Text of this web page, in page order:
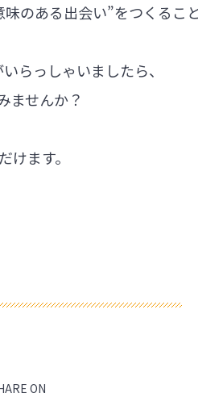
のある出会い”をつくるこ
らっしゃいましたら、
ませんか？
ます。
ON